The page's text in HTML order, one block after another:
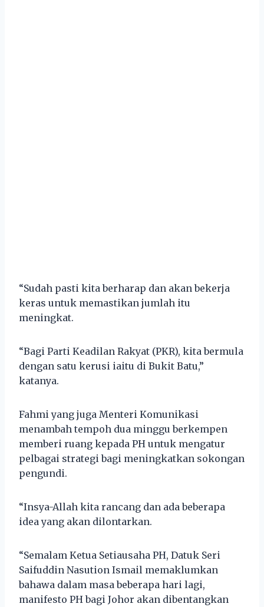
“Sudah pasti kita berharap dan akan bekerja
keras untuk memastikan jumlah itu
meningkat.
“Bagi Parti Keadilan Rakyat (PKR), kita bermula
dengan satu kerusi iaitu di Bukit Batu,”
katanya.
Fahmi yang juga Menteri Komunikasi
menambah tempoh dua minggu berkempen
memberi ruang kepada PH untuk mengatur
pelbagai strategi bagi meningkatkan sokongan
pengundi.
“Insya-Allah kita rancang dan ada beberapa
idea yang akan dilontarkan.
“Semalam Ketua Setiausaha PH, Datuk Seri
Saifuddin Nasution Ismail memaklumkan
bahawa dalam masa beberapa hari lagi,
manifesto PH bagi Johor akan dibentangkan